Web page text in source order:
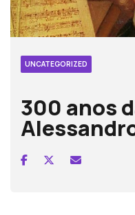
UNCATEGORIZED
300 anos